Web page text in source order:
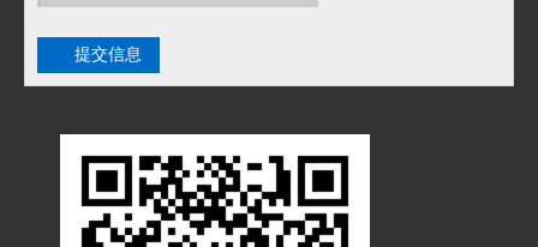
提交信息